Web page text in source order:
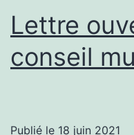
Lettre
conseil
Publié le 18 juin 2021